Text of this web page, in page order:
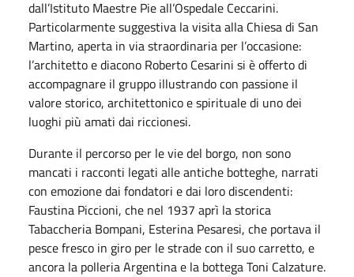
dall’Istituto Maestre Pie all’Ospedale Ceccarini.
Particolarmente suggestiva la visita alla Chiesa di San
Martino, aperta in via straordinaria per l’occasione:
l’architetto e diacono Roberto Cesarini si è offerto di
accompagnare il gruppo illustrando con passione il
valore storico, architettonico e spirituale di uno dei
luoghi più amati dai riccionesi.
Durante il percorso per le vie del borgo, non sono
mancati i racconti legati alle antiche botteghe, narrati
con emozione dai fondatori e dai loro discendenti:
Faustina Piccioni, che nel 1937 aprì la storica
Tabaccheria Bompani, Esterina Pesaresi, che portava il
pesce fresco in giro per le strade con il suo carretto, e
ancora la polleria Argentina e la bottega Toni Calzature.